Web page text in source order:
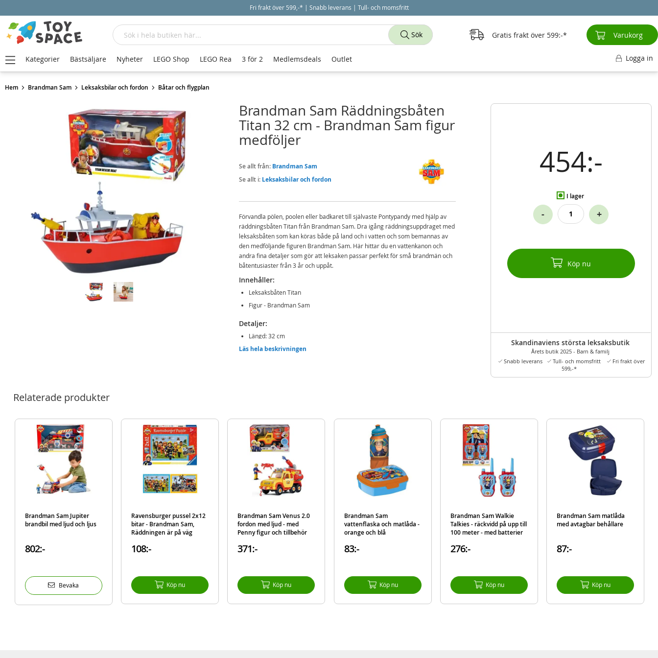
Fri frakt över 599,-* | Snabb leverans | Tull- och momsfritt
Hem Brandman Sam Leksaksbilar och fordon Båtar och flygplan
454:-
I lager
- +
Köp nu
Skandinaviens största leksaksbutik
Årets butik 2025 - Barn & familj
Snabb leverans
Tull- och momsfritt
Fri frakt över
599,-*
Brandman Sam Räddningsbåten
Titan 32 cm - Brandman Sam figur
medföljer
Se allt från: Brandman Sam
Se allt i: Leksaksbilar och fordon
Förvandla pölen, poolen eller badkaret till självaste Pontypandy med hjälp av
räddningsbåten Titan från Brandman Sam. Dra igång räddningsuppdraget med
leksaksbåten som kan köras både på land och i vatten och som bemannas av
den medföljande figuren Brandman Sam. Här hittar du en vattenkanon och
andra fina detaljer som gör att leksaken passar perfekt för små brandmän och
båtentusiaster från 3 år och uppåt.
Innehåller:
Leksaksbåten Titan
Figur - Brandman Sam
Detaljer:
Längd: 32 cm
Ålder: från 3 år
Läs hela beskrivningen
Relaterade produkter
Brandman Sam Jupiter
brandbil med ljud och ljus
802:-
Bevaka
Ravensburger pussel 2x12
bitar - Brandman Sam,
Räddningen är på väg
108:-
Köp nu
Brandman Sam Venus 2.0
fordon med ljud - med
Penny figur och tillbehör
371:-
Köp nu
Brandman Sam
vattenflaska och matlåda -
orange och blå
83:-
Köp nu
Brandman Sam Walkie
Talkies - räckvidd på upp till
100 meter - med batterier
276:-
Köp nu
Brandman Sam matlåda
med avtagbar behållare
87:-
Köp nu
Sök
Sök Gratis frakt över 599:- Varukorg
Kategorier Bästsäljare Nyheter LEGO Shop LEGO Rea 3 för 2 Medlemsdeals Outlet Logga in